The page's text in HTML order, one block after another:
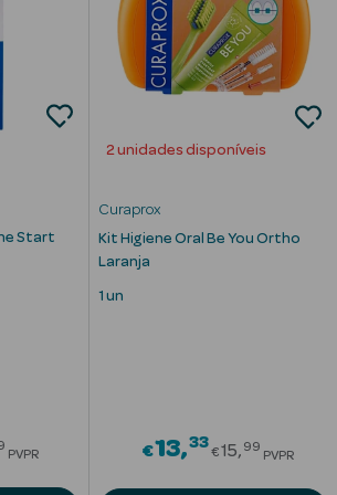
Start
reduced from
PVPR
2 unidades disponíveis
Curaprox
Kit Higiene Oral Be You Ortho
Laranja
1 un
€13 33Price
€15 99
PVPR